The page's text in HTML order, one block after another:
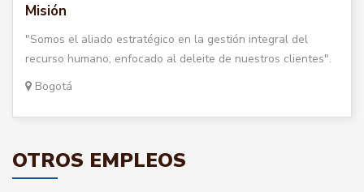
Misión
"Somos el aliado estratégico en la gestión integral del
recurso humano, enfocado al deleite de nuestros clientes".
Bogotá
OTROS EMPLEOS